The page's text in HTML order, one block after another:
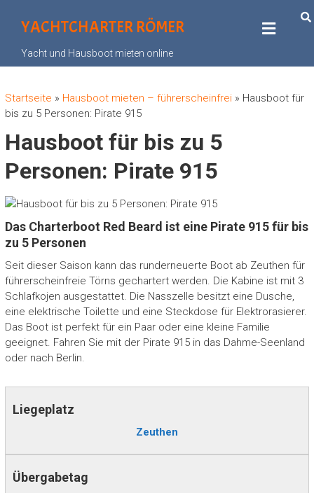
YACHTCHARTER RÖMER
Yacht und Hausboot mieten online
Startseite » Hausboot mieten – führerscheinfrei» Hausboot für
bis zu 5 Personen: Pirate 915
Hausboot für bis zu 5
Personen: Pirate 915
Das Charterboot Red Beard ist eine Pirate 915 für bis
zu 5 Personen
Seit dieser Saison kann das runderneuerte Boot ab Zeuthen für
führerscheinfreie Törns gechartert werden. Die Kabine ist mit 3
Schlafkojen ausgestattet. Die Nasszelle besitzt eine Dusche,
eine elektrische Toilette und eine Steckdose für Elektrorasierer.
Das Boot ist perfekt für ein Paar oder eine kleine Familie
geeignet. Fahren Sie mit der Pirate 915 in das Dahme-Seenland
oder nach Berlin.
Liegeplatz
Zeuthen
Übergabetag